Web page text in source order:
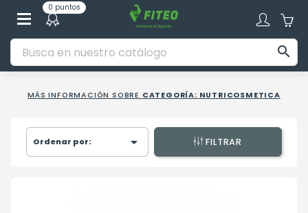
0 puntos

MÁS INFORMACIÓN SOBRE CATEGORÍA: NUTRICOSMETICA
Ordenar por:  FILTRAR